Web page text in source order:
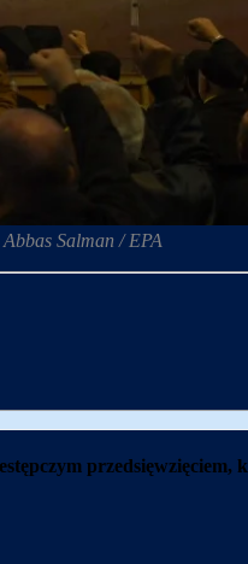
Salman / EPA
przedsięwzięciem,